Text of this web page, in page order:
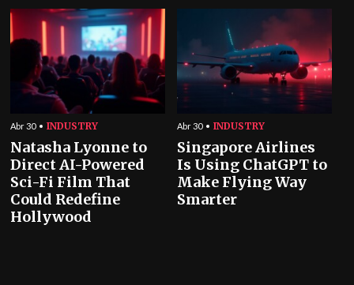
Abr 30 INDUSTRY
Natasha Lyonne to
Direct AI-Powered
Sci-Fi Film That
Could Redefine
Hollywood
Abr 30 INDUSTRY
Singapore Airlines
Is Using ChatGPT to
Make Flying Way
Smarter